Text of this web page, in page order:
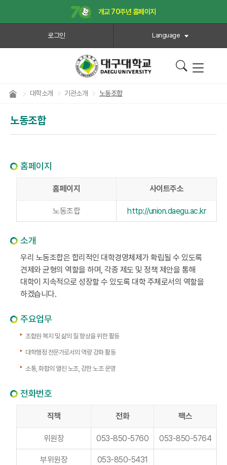
개교 70주년 홈페이지
로그인 Language
대학소개 기관소개 노동조합
노동조합
홈페이지
홈페이지 사이트주소
노동조합 http://union.daegu.ac.kr
소개
우리 노동조합은 합리적인 대학경영체제가 확립될 수 있도록
견제와 균형의 역할을 하며, 각종 제도 및 정책 제안을 통해
대학이 지속적으로 성장할 수 있도록 대학 주체로서의 역할을
하겠습니다.
주요업무
조합원 복지 및 삶의 질 향상을 위한 활동
대학행정 전문가로서의 역량 강화 활동
소통, 화합의 열린 노조, 강한 노조 운영
전화번호
직책 전화 팩스
위원장 053-850-5760 053-850-5764
부위원장 053-850-5431